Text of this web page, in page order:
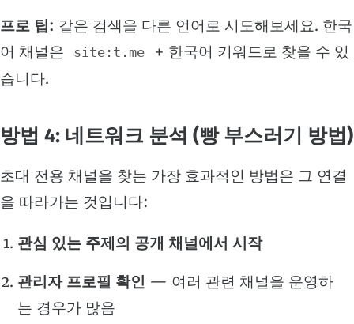
프로 팁: 같은 검색을 다른 언어로 시도해보세요. 한국
어 채널은
site:t.me
+ 한국어 키워드로 찾을 수 있
습니다.
방법 4: 네트워크 분석 (빵 부스러기 방법)
초대 전용 채널을 찾는 가장 효과적인 방법은 그 연결
을 따라가는 것입니다:
관심 있는 주제의 공개 채널에서 시작
관리자 프로필 확인 — 여러 관련 채널을 운영하
는 경우가 많음